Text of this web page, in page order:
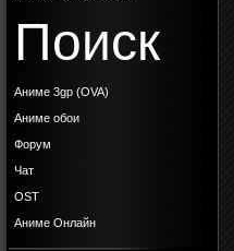
Поиск
Аниме 3gp (OVA)
Аниме обои
Форум
Чат
OST
Аниме Онлайн